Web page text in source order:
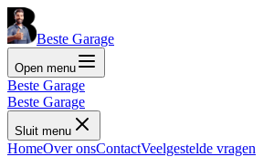
Beste Garage
Open menu
Beste Garage
Beste Garage
Sluit menu
HomeOver onsContactVeelgestelde vragen